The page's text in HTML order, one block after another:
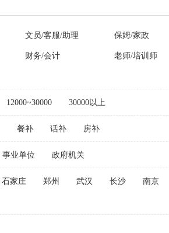
文员/客服/助理 保姆/家政
财务/会计 老师/培训师
12000~30000 30000以上
餐补 话补 房补
事业单位 政府机关
石家庄 郑州 武汉 长沙 南京